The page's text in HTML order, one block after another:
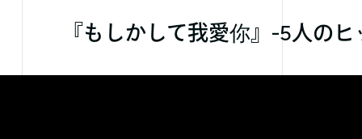
『もしかして我愛你』-5人の